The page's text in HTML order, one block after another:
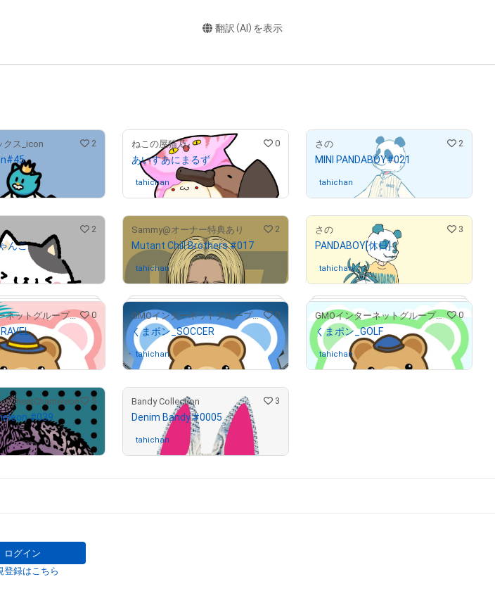
翻訳（AI）を表示
クス_icon 2
が保有中
ねこの屋猫乃 0
あいすあにまるず
tahichan さんが保有中
さの 2
MINI PANDABOY#021
tahichan さんが保有中
2
んこ
Sammy@オーナー特典あり 2
Mutant Chill Brothers #017
tahichan さんが保有中
さの 3
PANDABOY[休日]
tahichanさんが保有中
GMOインターネットグループ公式キャラクター「くまポン」 0
が保有中
GMOインターネットグループ公式キャラクター「くまポン」 0
くまポン_SOCCER
tahichanさんが保有中
GMOインターネットグループ公式キャラクター「くまポン」 0
くまポン_GOLF
tahichan さんが保有中
5
#039
が保有中
Bandy Collection 3
Denim Bandy #0005
tahichan さんが保有中
ログイン
登録はこちら